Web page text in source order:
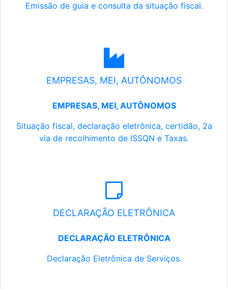
Emissão de guia e consulta da situação fiscal.
EMPRESAS, MEI, AUTÔNOMOS
EMPRESAS, MEI, AUTÔNOMOS
Situação fiscal, declaração eletrônica, certidão, 2a
via de recolhimento de ISSQN e Taxas.
DECLARAÇÃO ELETRÔNICA
DECLARAÇÃO ELETRÔNICA
Declaração Eletrônica de Serviços.